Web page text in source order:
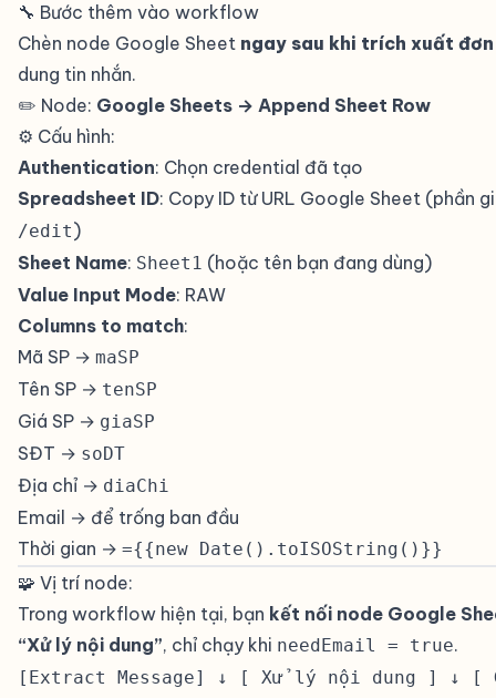
🔧 Bước thêm vào workflow
Chèn node Google Sheet ngay sau khi trích xuất
dung tin nhắn.
✏️ Node: Google Sheets → Append Sheet Row
⚙️ Cấu hình:
Authentication: Chọn credential đã tạo
Spreadsheet ID: Copy ID từ URL Google Sheet (phần
/edit)
Sheet Name: Sheet1 (hoặc tên bạn đang dùng)
Value Input Mode: RAW
Columns to match:
Mã SP → maSP
Tên SP → tenSP
Giá SP → giaSP
SĐT → soDT
Địa chỉ → diaChi
Email → để trống ban đầu
Thời gian → ={{new Date().toISOString()}}
🧩 Vị trí node:
Trong workflow hiện tại, bạn kết nối node Google
“Xử lý nội dung”, chỉ chạy khi needEmail = true.
[Extract Message] ↓ [ Xử lý nội dung ] ↓ [